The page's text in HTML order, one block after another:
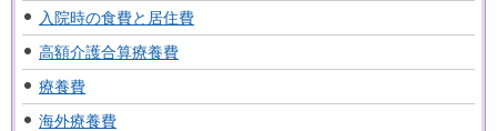
入院時の食費と居住費
高額介護合算療養費
療養費
海外療養費